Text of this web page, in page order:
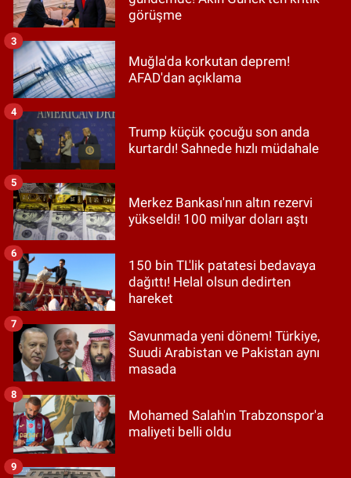
görüşme
Muğla'da korkutan deprem!
AFAD'dan açıklama
3
Trump küçük çocuğu son anda
kurtardı! Sahnede hızlı müdahale
4
Merkez Bankası'nın altın rezervi
yükseldi! 100 milyar doları aştı
5
150 bin TL'lik patatesi bedavaya
dağıttı! Helal olsun dedirten
hareket
6
Savunmada yeni dönem! Türkiye,
Suudi Arabistan ve Pakistan aynı
masada
7
Mohamed Salah'ın Trabzonspor'a
maliyeti belli oldu
8
9